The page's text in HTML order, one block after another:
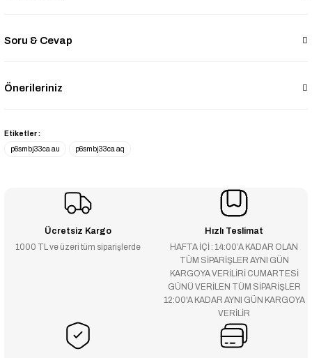
Soru & Cevap
Önerileriniz
Etiketler :
p6smbj33ca au
p6smbj33ca aq
Ücretsiz Kargo
1000 TL ve üzeri tüm siparişlerde
Hızlı Teslimat
HAFTA İÇİ : 14:00’A KADAR OLAN
TÜM SİPARİŞLER AYNI GÜN
KARGOYA VERİLİRİ CUMARTESİ
GÜNÜ VERİLEN TÜM SİPARİŞLER
12:00'A KADAR AYNI GÜN KARGOYA
VERİLİR